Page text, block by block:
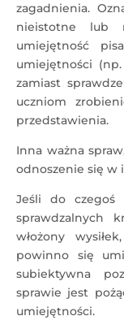
zagadnienia.
nieistotne lub
umiejętność
umiejętności
zamiast
uczniom
przedstawienia.
Inna ważna
odnoszenie się
Jeśli do czegoś
sprawdzalnych
włożony
powinno się
subiektywna
sprawie jest
umiejętności.